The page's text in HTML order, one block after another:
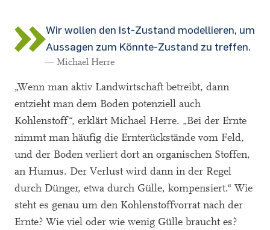
Wir wollen den Ist-Zustand modellieren, um
Aussagen zum Könnte-Zustand zu treffen.
— Michael Herre
„Wenn man aktiv Landwirtschaft betreibt, dann
entzieht man dem Boden potenziell auch
Kohlenstoff“, erklärt Michael Herre. „Bei der Ernte
nimmt man häufig die Ernterückstände vom Feld,
und der Boden verliert dort an organischen Stoffen,
an Humus. Der Verlust wird dann in der Regel
durch Dünger, etwa durch Gülle, kompensiert.“ Wie
steht es genau um den Kohlenstoffvorrat nach der
Ernte? Wie viel oder wie wenig Gülle braucht es?